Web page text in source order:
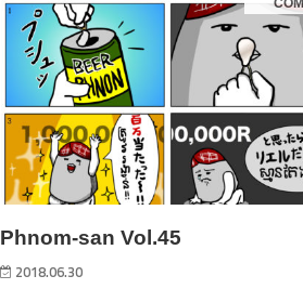
Phnom-san Vol.45
2018.06.30